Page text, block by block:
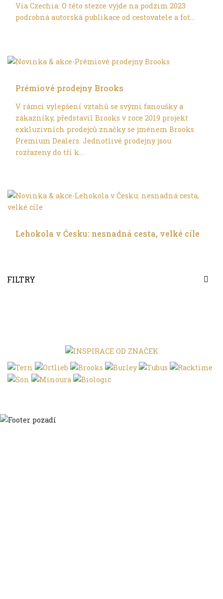
FILTRY
Via Czechia. O této stezce vyjde na podzim 2023
podrobná autorská publikace od cestovatele a fot...
Prémiové prodejny Brooks
V rámci vylepšení vztahů se svými fanoušky a
zákazníky, představil Brooks v roce 2019 projekt
exkluzivních prodejců značky se jménem Brooks
Premium Dealers. Jednotlivé prodejny jsou
rozřazeny do tří k...
Lehokola v Česku: nesnadná cesta, velké cíle